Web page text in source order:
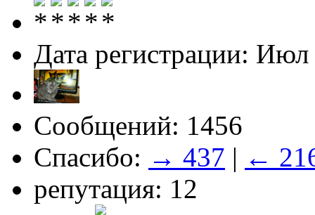
Дата регистрации:
Сообщений: 1456
Спасибо: → 437 | ←
репутация: 12